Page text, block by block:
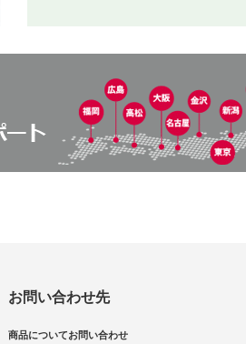
お問い合わせ先
商品についてお問い合わせ